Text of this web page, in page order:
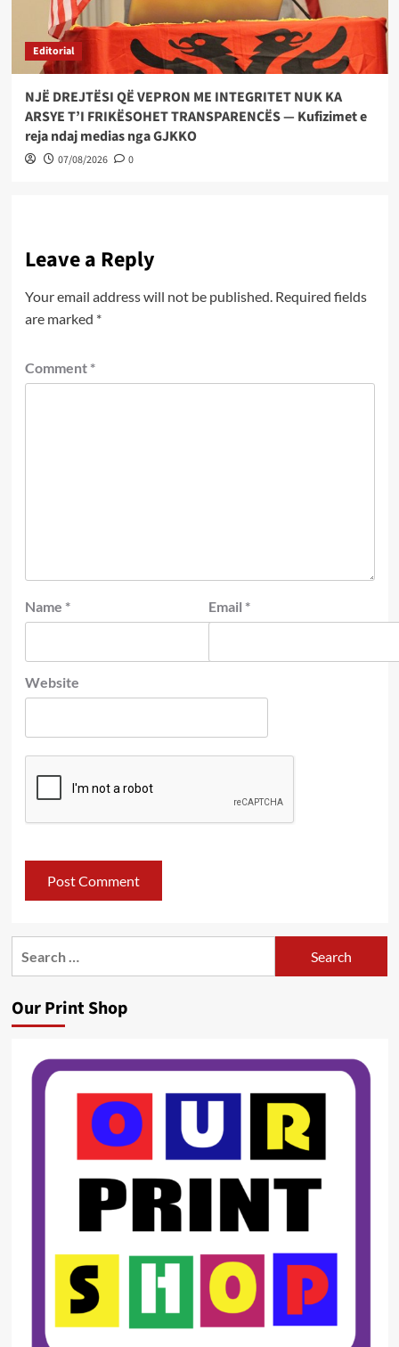
Editorial
NJË DREJTËSI QË VEPRON ME INTEGRITET NUK KA
ARSYE T’I FRIKËSOHET TRANSPARENCËS — Kufizimet e
reja ndaj medias nga GJKKO
07/08/2026 0
Leave a Reply
Your email address will not be published. Required fields
are marked *
Comment *
Name * Email *
Website
Our Print Shop